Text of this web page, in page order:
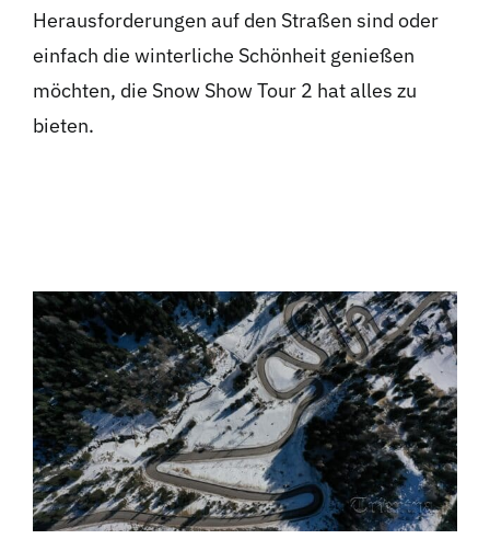
Herausforderungen auf den Straßen sind oder
einfach die winterliche Schönheit genießen
möchten, die Snow Show Tour 2 hat alles zu
bieten.